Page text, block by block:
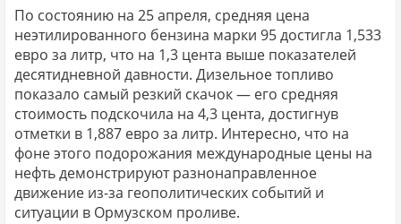
По состоянию на 25 апреля, средняя цена
неэтилированного бензина марки 95 достигла 1,533
евро за литр, что на 1,3 цента выше показателей
десятидневной давности. Дизельное топливо
показало самый резкий скачок — его средняя
стоимость подскочила на 4,3 цента, достигнув
отметки в 1,887 евро за литр. Интересно, что на
фоне этого подорожания международные цены на
нефть демонстрируют разнонаправленное
движение из-за геополитических событий и
ситуации в Ормузском проливе.